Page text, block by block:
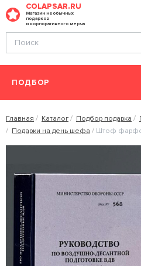
COLAPSAR.RU
Магазин необычных
подарков
и корпоративного мерча
ПОДБОР
Главная Каталог Подбор подарка
Подарки на день шефа
Штоф